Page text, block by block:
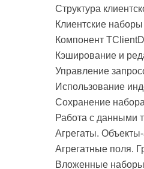
Структура
Клиентские
Компонент
Кэширование и
Управление
Использование
Сохранение
Работа с данными
Агрегаты.
Агрегатные поля.
Вложенные наборы